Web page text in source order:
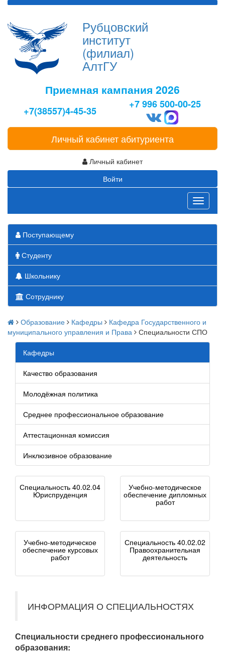
Рубцовский
институт
(филиал)
АлтГУ
Приемная кампания 2026
+7(38557)4-45-35
+7 996 500-00-25
Личный кабинет абитуриента
Личный кабинет
Войти
Toggle
Поступающему
Студенту
Школьнику
Сотруднику
Образование Кафедры
Кафедра Государственного и
муниципального управления и Права
Специальности СПО
Кафедры
Качество образования
Молодёжная политика
Среднее профессиональное образование
Аттестационная комиссия
Инклюзивное образование
Специальность 40.02.04
Юриспруденция
Учебно-методическое
обеспечение дипломных
работ
Учебно-методическое
обеспечение курсовых
работ
Специальность 40.02.02
Правоохранительная
деятельность
ИНФОРМАЦИЯ О СПЕЦИАЛЬНОСТЯХ
Специальности среднего профессионального
образования: